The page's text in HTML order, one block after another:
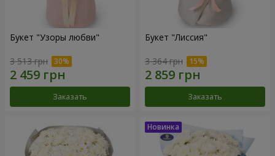
Букет "Узоры любви"
3 513 грн
Заказать
Букет "Лиссия"
3 364 грн
Заказать